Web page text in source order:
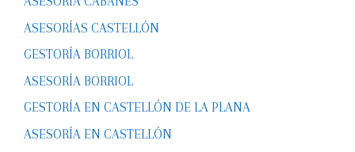
ASESORÍAS CASTELLÓN
GESTORÍA BORRIOL
ASESORÍA BORRIOL
GESTORÍA EN CASTELLÓN DE LA PLANA
ASESORÍA EN CASTELLÓN